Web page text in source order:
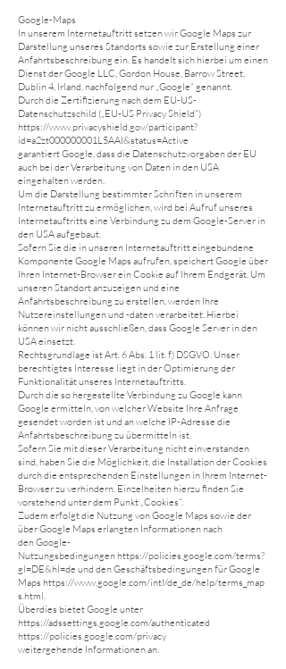
Google-Maps
In unserem Internetauftritt setzen wir Google Maps zur
Darstellung unseres Standorts sowie zur Erstellung einer
Anfahrtsbeschreibung ein. Es handelt sich hierbei um einen
Dienst der Google LLC, Gordon House, Barrow Street,
Dublin 4, Irland, nachfolgend nur „Google“ genannt.
Durch die Zertifizierung nach dem EU-US-
Datenschutzschild („EU-US Privacy Shield“)
https://www.privacyshield.gov/participant?
id=a2zt000000001L5AAI&status=Active
garantiert Google, dass die Datenschutzvorgaben der EU
auch bei der Verarbeitung von Daten in den USA
eingehalten werden.
Um die Darstellung bestimmter Schriften in unserem
Internetauftritt zu ermöglichen, wird bei Aufruf unseres
Internetauftritts eine Verbindung zu dem Google-Server in
den USA aufgebaut.
Sofern Sie die in unseren Internetauftritt eingebundene
Komponente Google Maps aufrufen, speichert Google über
Ihren Internet-Browser ein Cookie auf Ihrem Endgerät. Um
unseren Standort anzuzeigen und eine
Anfahrtsbeschreibung zu erstellen, werden Ihre
Nutzereinstellungen und -daten verarbeitet. Hierbei
können wir nicht ausschließen, dass Google Server in den
USA einsetzt.
Rechtsgrundlage ist Art. 6 Abs. 1 lit. f) DSGVO. Unser
berechtigtes Interesse liegt in der Optimierung der
Funktionalität unseres Internetauftritts.
Durch die so hergestellte Verbindung zu Google kann
Google ermitteln, von welcher Website Ihre Anfrage
gesendet worden ist und an welche IP-Adresse die
Anfahrtsbeschreibung zu übermitteln ist.
Sofern Sie mit dieser Verarbeitung nicht einverstanden
sind, haben Sie die Möglichkeit, die Installation der Cookies
durch die entsprechenden Einstellungen in Ihrem Internet-
Browser zu verhindern. Einzelheiten hierzu finden Sie
vorstehend unter dem Punkt „Cookies“.
Zudem erfolgt die Nutzung von Google Maps sowie der
über Google Maps erlangten Informationen nach
denGoogle-
Nutzungsbedingungen https://policies.google.com/terms?
gl=DE&hl=de und denGeschäftsbedingungen für Google
Maps https://www.google.com/intl/de_de/help/terms_map
s.html.
Überdies bietet Google unter
https://adssettings.google.com/authenticated
https://policies.google.com/privacy
weitergehende Informationen an.